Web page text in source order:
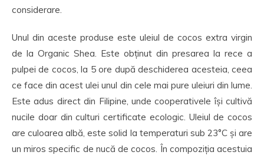
considerare.
Unul din aceste produse este uleiul de cocos extra virgin
de la Organic Shea. Este obținut din presarea la rece a
pulpei de cocos, la 5 ore după deschiderea acesteia, ceea
ce face din acest ulei unul din cele mai pure uleiuri din lume.
Este adus direct din Filipine, unde cooperativele își cultivă
nucile doar din culturi certificate ecologic. Uleiul de cocos
are culoarea albă, este solid la temperaturi sub 23°C și are
un miros specific de nucă de cocos. În compoziția acestuia